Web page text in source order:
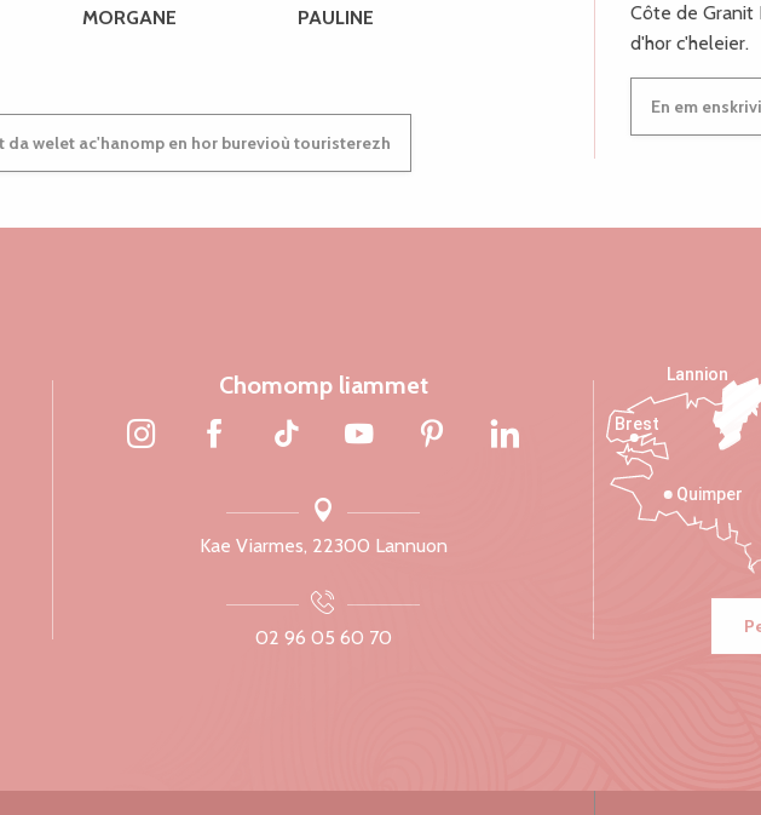
MORGANE PAULINE
welet ac'hanomp en hor burevioù touristerezh
Côte de Granit
d'hor c'heleier.
En em
Chomomp liammet
Kae Viarmes, 22300 Lannuon
02 96 05 60 70
Quimper
Lannion
Brest